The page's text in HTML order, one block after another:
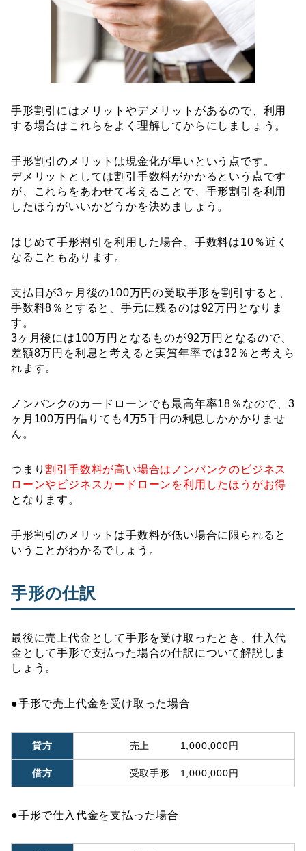
手形割引にはメリットやデメリットがあるので、利用
する場合はこれらをよく理解してからにしましょう。
手形割引のメリットは現金化が早いという点です。
デメリットとしては割引手数料がかかるという点です
が、これらをあわせて考えることで、手形割引を利用
したほうがいいかどうかを決めましょう。
はじめて手形割引を利用した場合、手数料は10％近く
なることもあります。
支払日が3ヶ月後の100万円の受取手形を割引すると、
手数料8％とすると、手元に残るのは92万円となりま
す。
3ヶ月後には100万円となるものが92万円となるので、
差額8万円を利息と考えると実質年率では32％と考えら
れます。
ノンバンクのカードローンでも最高年率18％なので、3
ヶ月100万円借りても4万5千円の利息しかかかりませ
ん。
つまり割引手数料が高い場合はノンバンクのビジネス
ローンやビジネスカードローンを利用したほうがお得
となります。
手形割引のメリットは手数料が低い場合に限られると
いうことがわかるでしょう。
手形の仕訳
最後に売上代金として手形を受け取ったとき、仕入代
金として手形で支払った場合の仕訳について解説しま
しょう。
●手形で売上代金を受け取った場合
貸方 売上 1,000,000円
借方 受取手形 1,000,000円
●手形で仕入代金を支払った場合